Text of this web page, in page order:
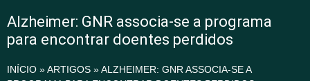
Alzheimer: GNR associa-se a programa
para encontrar doentes perdidos
INÍCIO »ARTIGOS »ALZHEIMER: GNR ASSOCIA-SE A